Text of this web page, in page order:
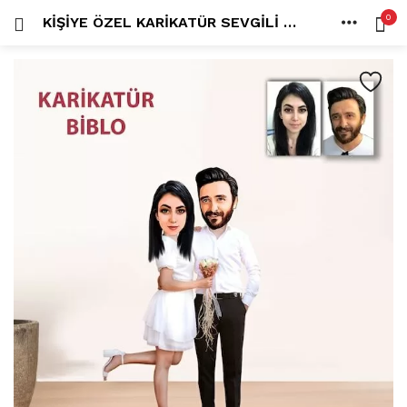
KIŞIYE ÖZEL KARIKATÜR SEVGILI HEDIYESI ÇIFT, SEVGILI BIBLO YH4 0
HESAP
PAYLAŞ
Şifremi mi kaybettim?
Tüm kategoriler
ANLORD (6)
HİLALİN RENKLİ DÜNYASI (0)
Kampanyalı Ürünler (13)
Karikatür Anahtarlık (14)
Karikatür Erkek Anahtarlık (14)
Karikatür Aile Biblo (2)
Karikatür Erkek Biblo (127)
Karikatür Kadın Biblo (71)
Karikatür Sevgili Biblo (89)